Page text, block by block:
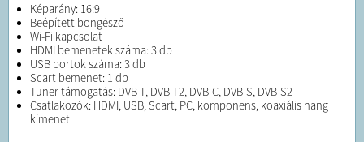
Képarány: 16:9
Beépített böngésző
Wi-Fi kapcsolat
HDMI bemenetek száma: 3 db
USB portok száma: 3 db
Scart bemenet: 1 db
Tuner támogatás: DVB-T, DVB-T2, DVB-C, DVB-S, DVB-S2
Csatlakozók: HDMI, USB, Scart, PC, komponens, koaxiális hang
kimenet